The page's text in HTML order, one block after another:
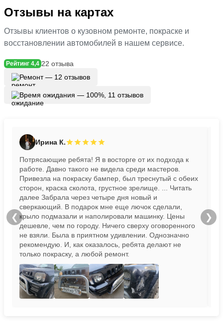
Отзывы на картах
Отзывы клиентов о кузовном ремонте, покраске и
восстановлении автомобилей в нашем сервисе.
Рейтинг 4,4 22 отзыва
Ремонт — 12 отзывов
Время ожидания — 100%, 11 отзывов
Ирина К.
Потрясающие ребята! Я в восторге от их подхода к
работе. Давно такого не видела среди мастеров.
Привезла на покраску бампер, был треснутый с обеих
сторон, краска сколота, грустное зрелище.
... Читать
далее Забрала через четыре дня новый и
сверкающий. В подарок мне еще лючок сделали,
крыло подмазали и наполировали машинку. Цены
дешевле, чем по городу. Ничего сверху оговоренного
не взяли. Была в приятном удивлении. Однозначно
рекомендую. И, как оказалось, ребята делают не
только покраску, а любой ремонт.
❮ ❯